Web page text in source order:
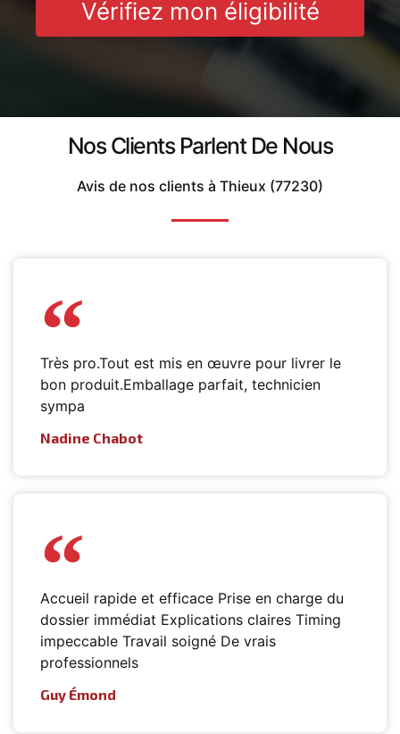
Vérifiez mon éligibilité
Nos Clients Parlent De Nous
Avis de nos clients à Thieux (77230)
Très pro.Tout est mis en œuvre pour livrer le
bon produit.Emballage parfait, technicien
sympa
Nadine Chabot
Accueil rapide et efficace Prise en charge du
dossier immédiat Explications claires Timing
impeccable Travail soigné De vrais
professionnels
Guy Émond